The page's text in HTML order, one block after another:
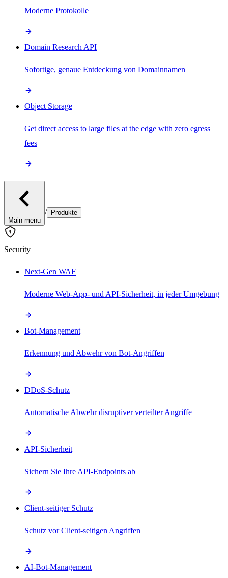
Moderne Protokolle
Domain Research API
Sofortige, genaue Entdeckung von Domainnamen
Object Storage
Get direct access to large files at the edge with zero egress
fees
Main menu
/ Produkte
Security
Next-Gen WAF
Moderne Web-App- und API-Sicherheit, in jeder Umgebung
Bot-Management
Erkennung und Abwehr von Bot-Angriffen
DDoS-Schutz
Automatische Abwehr disruptiver verteilter Angriffe
API-Sicherheit
Sichern Sie Ihre API-Endpoints ab
Client-seitiger Schutz
Schutz vor Client-seitigen Angriffen
AI-Bot-Management